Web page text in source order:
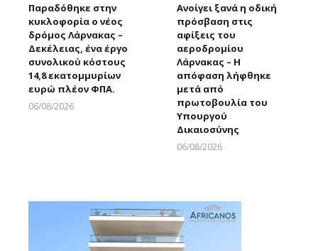
Παραδόθηκε στην
κυκλοφορία ο νέος
δρόμος Λάρνακας –
Δεκέλειας, ένα έργο
συνολικού κόστους
14,8 εκατομμυρίων
ευρώ πλέον ΦΠΑ.
06/08/2026
Ανοίγει ξανά η οδική
πρόσβαση στις
αφίξεις του
αεροδρομίου
Λάρνακας – Η
απόφαση λήφθηκε
μετά από
πρωτοβουλία του
Υπουργού
Δικαιοσύνης
06/08/2026